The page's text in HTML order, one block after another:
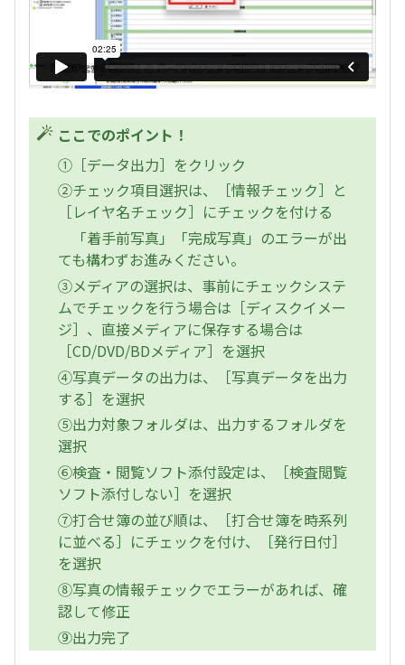
ここでのポイント！
①［データ出力］をクリック
②チェック項目選択は、［情報チェック］と
［レイヤ名チェック］にチェックを付ける
「着手前写真」「完成写真」のエラーが出
ても構わずお進みください。
③メディアの選択は、事前にチェックシステ
ムでチェックを行う場合は［ディスクイメー
ジ］、直接メディアに保存する場合は
［CD/DVD/BDメディア］を選択
④写真データの出力は、［写真データを出力
する］を選択
⑤出力対象フォルダは、出力するフォルダを
選択
⑥検査・閲覧ソフト添付設定は、［検査閲覧
ソフト添付しない］を選択
⑦打合せ簿の並び順は、［打合せ簿を時系列
に並べる］にチェックを付け、［発行日付］
を選択
⑧写真の情報チェックでエラーがあれば、確
認して修正
⑨出力完了